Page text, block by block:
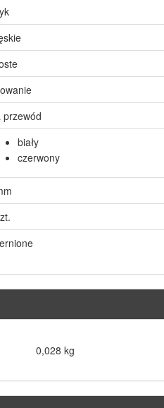
przewód
biały
czerwony
0,028 kg